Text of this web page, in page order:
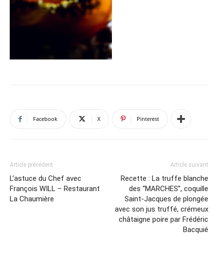
Facebook X Pinterest
Article précédent
L’astuce du Chef avec
François WILL – Restaurant
La Chaumière
Article suivant
Recette : La truffe blanche
des “MARCHES”, coquille
Saint-Jacques de plongée
avec son jus truffé, crémeux
châtaigne poire par Frédéric
Bacquié